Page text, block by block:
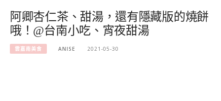
阿卿杏仁茶、甜湯，還有隱藏版的燒餅
哦！@台南小吃、宵夜甜湯
雲嘉南美食 ANISE 2021-05-30